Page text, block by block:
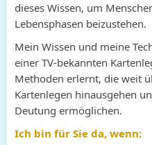
dieses Wissen, um
Lebensphasen beizustehen.
Mein Wissen und meine
einer TV-bekannten
Methoden erlernt, die weit
Kartenlegen hinausgehen
Deutung ermöglichen.
Ich bin für Sie da, wenn: